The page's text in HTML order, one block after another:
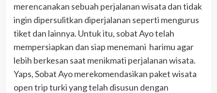
merencanakan sebuah perjalanan wisata dan tidak
ingin dipersulitkan diperjalanan seperti mengurus
tiket dan lainnya. Untuk itu, sobat Ayo telah
mempersiapkan dan siap menemani harimu agar
lebih berkesan saat menikmati perjalanan wisata.
Yaps, Sobat Ayo merekomendasikan paket wisata
open trip turki yang telah disusun dengan